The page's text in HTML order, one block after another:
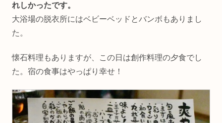
れしかったです。
大浴場の脱衣所にはベビーベッドとバンボもありまし
た。
懐石料理もありますが、この日は創作料理の夕食でし
た。宿の食事はやっぱり幸せ！